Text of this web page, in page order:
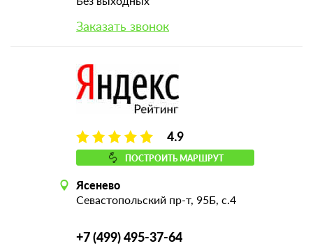
Заказать звонок
4.9
ПОСТРОИТЬ МАРШРУТ
Ясенево
Севастопольский пр-т, 95Б, с.4
+7 (499) 495-37-64